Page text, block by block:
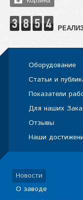
Оборудование
Статьи и
Показатели
Для наших
Отзывы
Наши
Новости
О заводе